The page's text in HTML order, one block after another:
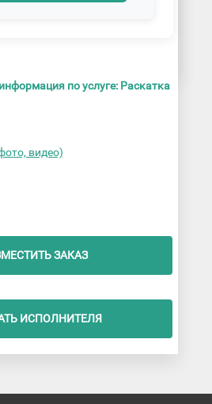
по услуге: Раскатка
видео)
ЗАКАЗ
ИСПОЛНИТЕЛЯ